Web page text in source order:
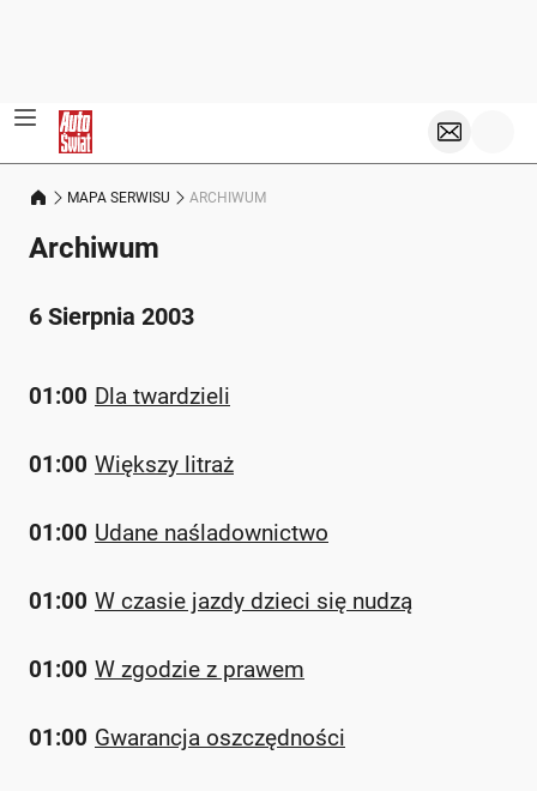
MAPA SERWISU ARCHIWUM
Archiwum
6 Sierpnia 2003
01:00 Dla twardzieli
01:00 Większy litraż
01:00 Udane naśladownictwo
01:00 W czasie jazdy dzieci się nudzą
01:00 W zgodzie z prawem
01:00 Gwarancja oszczędności